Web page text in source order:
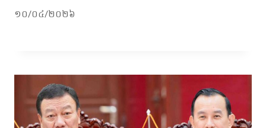
១០/០៤/២០២៦